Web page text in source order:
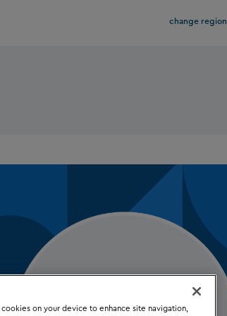
change region
on your device to enhance site navigation,